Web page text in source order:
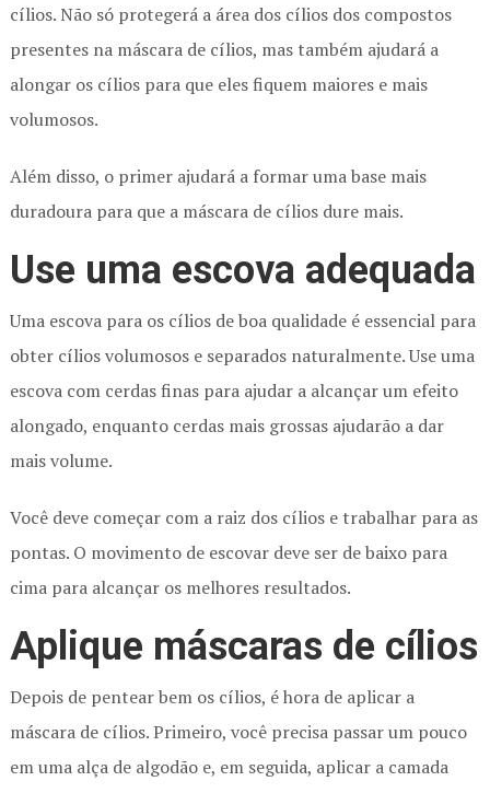
cílios. Não só protegerá a área dos cílios dos compostos
presentes na máscara de cílios, mas também ajudará a
alongar os cílios para que eles fiquem maiores e mais
volumosos.
Além disso, o primer ajudará a formar uma base mais
duradoura para que a máscara de cílios dure mais.
Use uma escova adequada
Uma escova para os cílios de boa qualidade é essencial para
obter cílios volumosos e separados naturalmente. Use uma
escova com cerdas finas para ajudar a alcançar um efeito
alongado, enquanto cerdas mais grossas ajudarão a dar
mais volume.
Você deve começar com a raiz dos cílios e trabalhar para as
pontas. O movimento de escovar deve ser de baixo para
cima para alcançar os melhores resultados.
Aplique máscaras de cílios
Depois de pentear bem os cílios, é hora de aplicar a
máscara de cílios. Primeiro, você precisa passar um pouco
em uma alça de algodão e, em seguida, aplicar a camada